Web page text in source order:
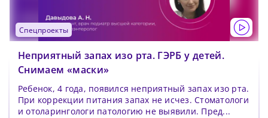
Новый Пароль*
Придумайте пароль
Как минимум одна заглавная буква, одна
цифра и один специальный символ
Как минимум одна строчная латинская буква
Нажимая на кнопку «Продолжить», а также при
регистрации и входе через аккаунты сторонних
сервисов, Вы принимаете условия
Пользовательского
Ваших персональных данных. Подробнее об
обработке данных в
Отправить
спецпроекты
Неприятный запах изо рта. ГЭРБ у детей.
Снимаем «маски»
Ребенок, 4 года, появился неприятный запах изо рта.
При коррекции питания запах не исчез. Стоматологи
и отоларингологи патологию не выявили. Пред...
невысокая, из-за чего могут возникнуть
сложности при использовании нашего
сайта. Чтобы обеспечить более
стабильную работу, подключитесь к
быстрому соединению.
Продолжить просмотр